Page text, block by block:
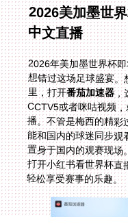
2026美加墨世
中文直播
2026年美加墨世界杯
想错过这场足球盛宴
里，打开番茄加速器，
播。
能和
置身
打开
轻松享受赛事的乐趣。